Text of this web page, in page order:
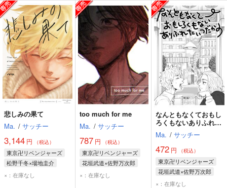
悲しみの果て
Ma. / サッチー
3,144 円 （税込）
東京卍リベンジャーズ
松野千冬×場地圭介
松野千冬
×：在庫なし
too much for me
Ma. / サッチー
787 円 （税込）
東京卍リベンジャーズ
花垣武道×佐野万次郎
花垣武道
×：在庫なし
なんともなくておもし
ろくもないありふれた
いつだかの
Ma. / サッチー
472円 （税込）
東京卍リベンジャーズ
花垣武道×佐野万次郎
花垣武道
×：在庫なし